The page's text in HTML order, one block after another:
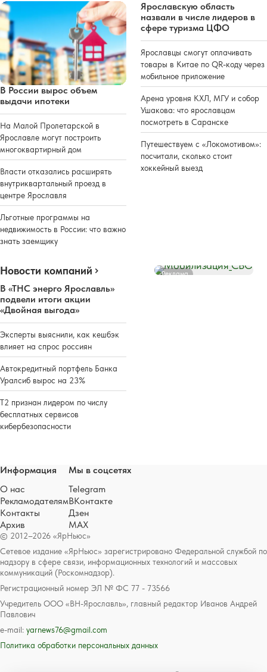
В России вырос объем
выдачи ипотеки
На Малой Пролетарской в
Ярославле могут построить
многоквартирный дом
Власти отказались расширять
внутриквартальный проезд в
центре Ярославля
Льготные программы на
недвижимость в России: что важно
знать заемщику
Ярославскую область
назвали в числе лидеров в
сфере туризма ЦФО
Ярославцы смогут оплачивать
товары в Китае по QR-коду через
мобильное приложение
Арена уровня КХЛ, МГУ и собор
Ушакова: что ярославцам
посмотреть в Саранске
Путешествуем с «Локомотивом»:
посчитали, сколько стоит
хоккейный выезд
Новости компаний
В «ТНС энерго Ярославль»
подвели итоги акции
«Двойная выгода»
Эксперты выяснили, как кешбэк
влияет на спрос россиян
Автокредитный портфель Банка
Уралсиб вырос на 23%
Т2 признан лидером по числу
бесплатных сервисов
кибербезопасности
Реклама
© 2012–2026 «ЯрНьюс»
Сетевое издание «ЯрНьюс» зарегистрировано Федеральной службой по
надзору в сфере связи, информационных технологий и массовых
коммуникаций (Роскомнадзор).
Регистрационный номер ЭЛ № ФС 77 - 73566
Учредитель ООО «ВН-Ярославль», главный редактор Иванов Андрей
Павлович
e-mail: yarnews76@gmail.com
Политика обработки персональных данных
Информация
О нас
Рекламодателям
Контакты
Архив
Мы в соцсетях
Telegram
ВКонтакте
Дзен
MAX